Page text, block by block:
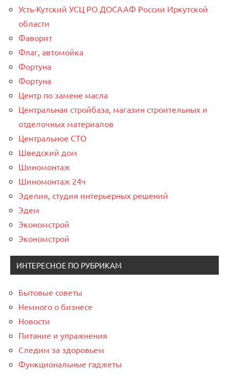
Усть-Кутский УСЦ РО ДОСААФ России Иркутской
области
Фаворит
Флаг, автомойка
Фортуна
Фортуна
Центр по замене масла
Центральная стройбаза, магазин строительных и
отделочных материалов
Центральное СТО
Шведский дом
Шиномонтаж
Шиномонтаж 24ч
Эделия, студия интерьерных решений
Эдем
Экономстрой
Экономстрой
ИНТЕРЕСНОЕ ПО РУБРИКАМ
Бытовые советы
Немного о бизнесе
Новости
Питание и упражнения
Следим за здоровьем
Функциональные гаджеты